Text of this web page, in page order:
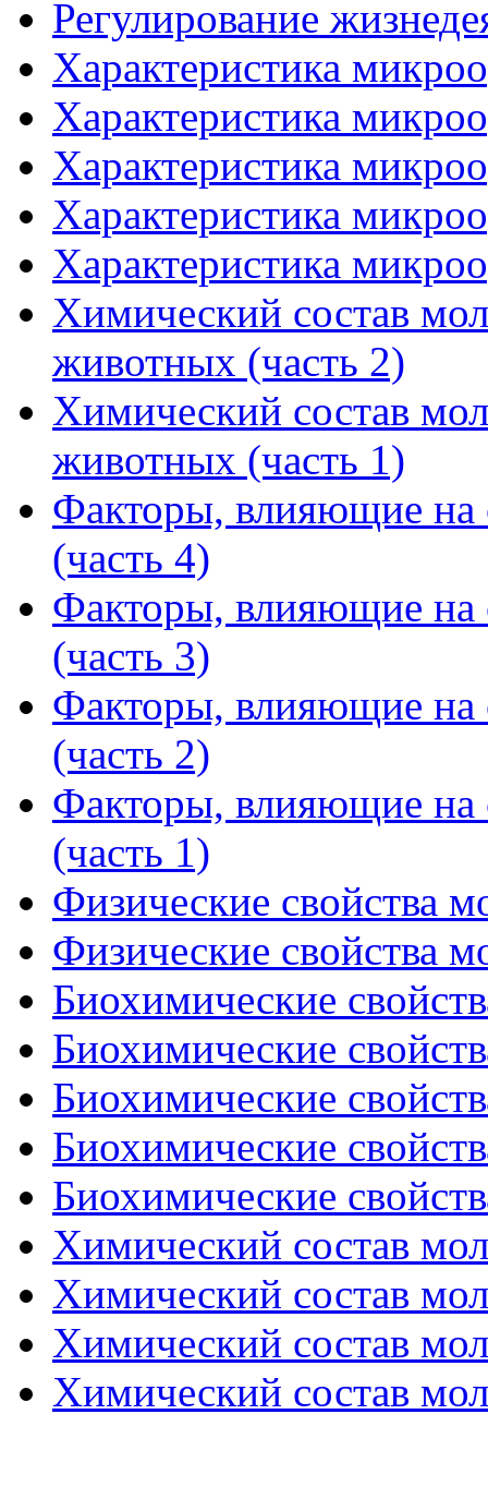
Регулирование
Характеристика
Характеристика
Характеристика
Характеристика
Характеристика
Химический состав
животных (часть 2)
Химический состав
животных (часть 1)
Факторы, влияющие на
(часть 4)
Факторы, влияющие на
(часть 3)
Факторы, влияющие на
(часть 2)
Факторы, влияющие на
(часть 1)
Физические свойства
Физические свойства
Биохимические
Биохимические
Биохимические
Биохимические
Биохимические
Химический состав
Химический состав
Химический состав
Химический состав